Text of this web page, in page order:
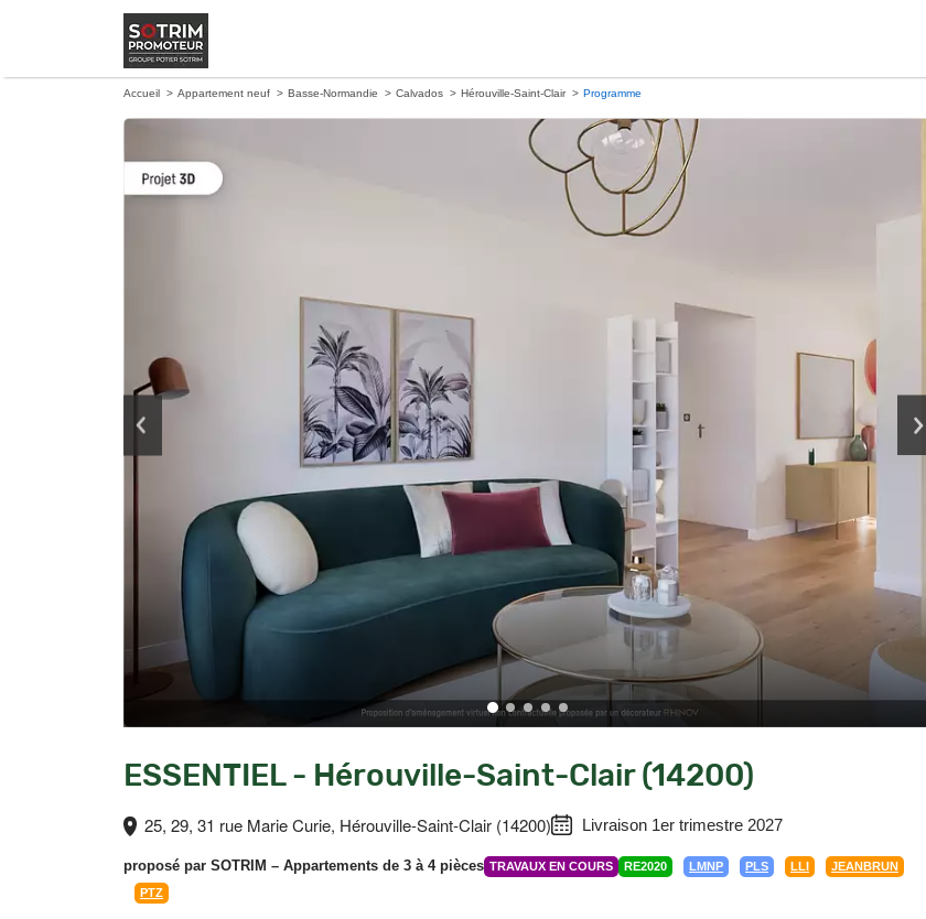
Accueil Appartement neuf Basse-Normandie Calvados Hérouville-Saint-Clair Programme
ESSENTIEL - Hérouville-Saint-Clair (14200)
25, 29, 31 rue Marie Curie, Hérouville-Saint-Clair (14200) Livraison 1er trimestre 2027
proposé par SOTRIM – Appartements de 3 à 4 pièces TRAVAUX EN COURS RE2020 LMNP PLS LLI
JEANBRUN
PTZ